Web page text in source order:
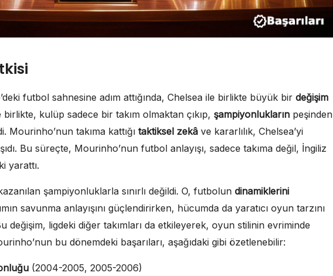
futbol sahnesine adım attığında, Chelsea ile birlikte büyük bir değişim
birlikte, kulüp sadece bir takım olmaktan çıkıp, şampiyonlukların peşinden
Mourinho’nun takıma kattığı taktiksel zekâ ve kararlılık, Chelsea’yi
Bu süreçte, Mourinho’nun futbol anlayışı, sadece takıma değil, İngiliz
yarattı.
şampiyonluklarla sınırlı değildi. O, futbolun dinamiklerini
savunma anlayışını güçlendirirken, hücumda da yaratıcı oyun tarzını
değişim, ligdeki diğer takımları da etkileyerek, oyun stilinin evriminde
bu dönemdeki başarıları, aşağıdaki gibi özetlenebilir:
(2004-2005, 2005-2006)